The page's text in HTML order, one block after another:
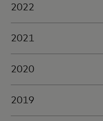
2022
2021
2020
2019